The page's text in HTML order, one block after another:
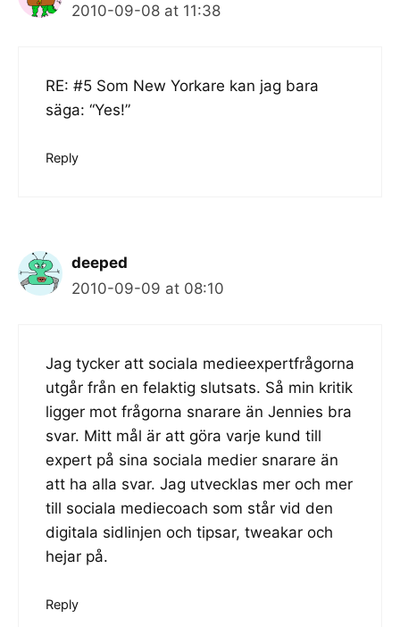
2010-09-08 at 11:38
RE: #5 Som New Yorkare kan jag bara
säga: “Yes!”
Reply
deeped
2010-09-09 at 08:10
Jag tycker att sociala medieexpertfrågorna
utgår från en felaktig slutsats. Så min kritik
ligger mot frågorna snarare än Jennies bra
svar. Mitt mål är att göra varje kund till
expert på sina sociala medier snarare än
att ha alla svar. Jag utvecklas mer och mer
till sociala mediecoach som står vid den
digitala sidlinjen och tipsar, tweakar och
hejar på.
Reply